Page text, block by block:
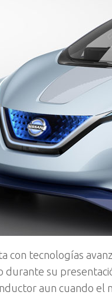
con tecnologías
durante su
aun cuando el